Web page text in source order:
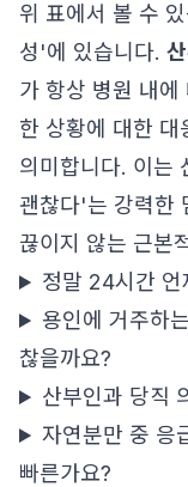
위 표에서 볼 수
성'에 있습니다.
가 항상 병원 내에
한 상황에 대한 대
의미합니다. 이는
괜찮다'는 강력한
끊이지 않는 근본
정말 24시간 언
용인에 거주하
찮을까요?
산부인과 당직
자연분만 중 응
빠른가요?